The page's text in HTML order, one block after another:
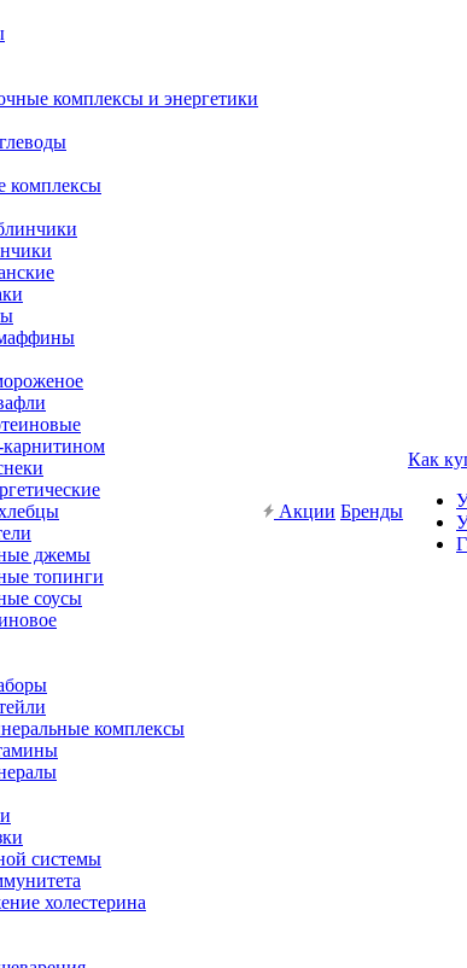
комплексы и энергетики
комплексы
джемы
топинги
соусы
комплексы
системы
холестерина
Акции Бренды
Как